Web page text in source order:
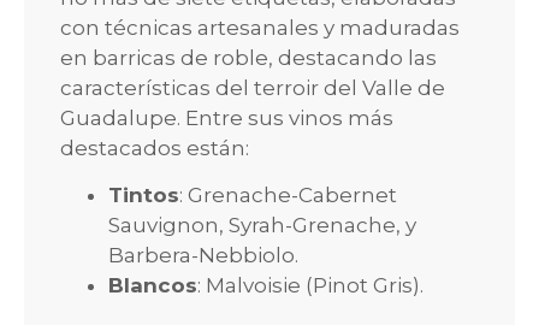
con técnicas artesanales y maduradas
en barricas de roble, destacando las
características del terroir del Valle de
Guadalupe. Entre sus vinos más
destacados están:
Tintos: Grenache-Cabernet
Sauvignon, Syrah-Grenache, y
Barbera-Nebbiolo.
Blancos: Malvoisie (Pinot Gris).